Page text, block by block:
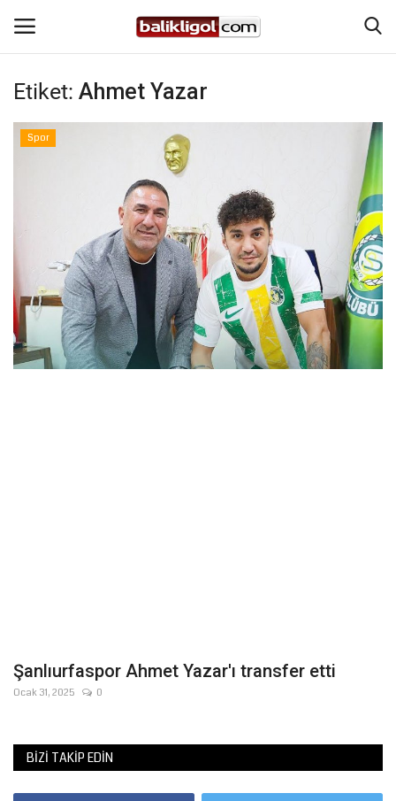
Giriş Yap Kaydol
Şanlıurfa
Eğitim
Künye
Sağlık
İletişim
Etiket: Ahmet Yazar
Spor
Şanlıurfaspor Ahmet Yazar'ı transfer etti
Ocak 31, 2025 0
BIZI TAKIP EDIN